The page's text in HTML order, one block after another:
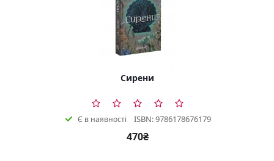
Сирени
Є в наявності ISBN: 9786178676179
470₴